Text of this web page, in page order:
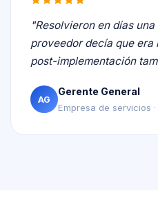
"Resolvieron en días
proveedor decía que era
post-implementación
AG
Gerente General
Empresa de servicios